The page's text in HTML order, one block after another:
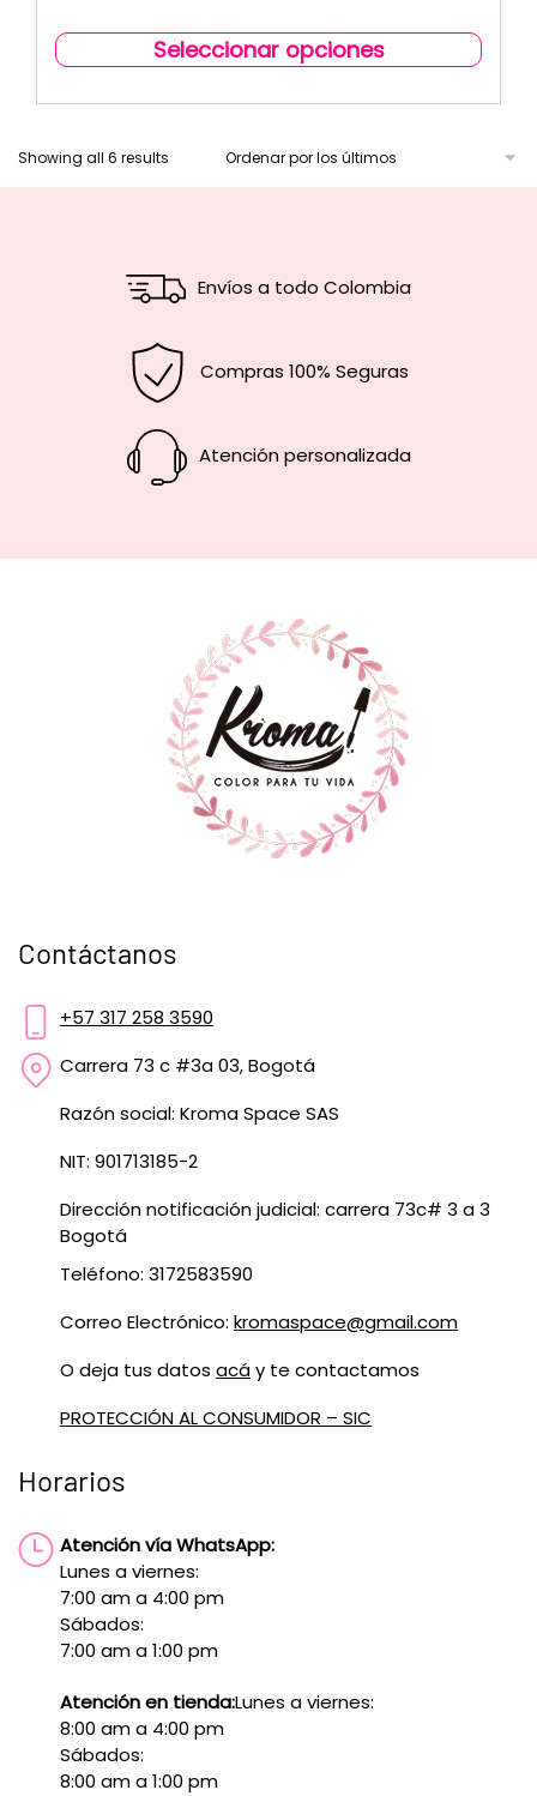
Seleccionar opciones
Showing all 6 results
Envíos a todo Colombia
Compras 100% Seguras
Atención personalizada
Contáctanos
+57 317 258 3590
Carrera 73 c #3a 03, Bogotá
Razón social: Kroma Space SAS
NIT: 901713185-2
Dirección notificación judicial: carrera 73c# 3 a 3
Bogotá
Teléfono: 3172583590
Correo Electrónico: kromaspace@gmail.com
O deja tus datos acáy te contactamos
PROTECCIÓN AL CONSUMIDOR – SIC
Horarios
Atención vía WhatsApp:
Lunes a viernes:
7:00 am a 4:00 pm
Sábados:
7:00 am a 1:00 pm
Atención en tienda:Lunes a viernes:
8:00 am a 4:00 pm
Sábados:
8:00 am a 1:00 pm